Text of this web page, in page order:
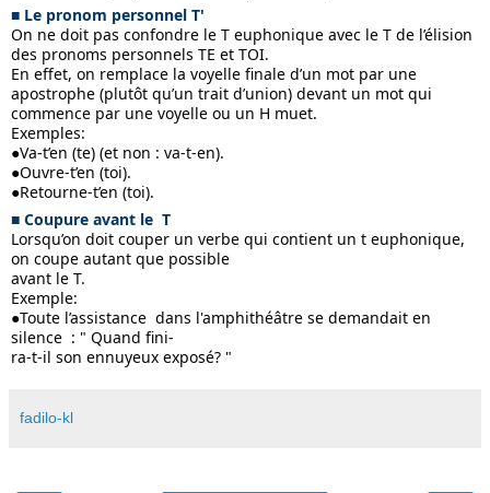
■ Le pronom personnel T'
On ne doit pas confondre le T euphonique avec le T de l’élision
des pronoms personnels TE et TOI.
En effet, on remplace la voyelle finale d’un mot par une
apostrophe (plutôt qu’un trait d’union) devant un mot qui
commence par une voyelle ou un H muet.
Exemples:
●Va-t’en (te) (et non : va-t-en).
●Ouvre-t’en (toi).
●Retourne-t’en (toi).
■ Coupure avant le  T
Lorsqu’on doit couper un verbe qui contient un t euphonique,
on coupe autant que possible
avant le T.
Exemple:
●Toute l’assistance  dans l'amphithéâtre se demandait en
silence  : " Quand fini-
ra-t-il son ennuyeux exposé? "
fadilo-kl